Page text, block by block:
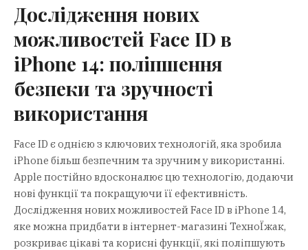
Дослідження нових
можливостей Face ID в
iPhone 14: поліпшення
безпеки та зручності
використання
Face ID є однією з ключових технологій, яка зробила
iPhone більш безпечним та зручним у використанні.
Apple постійно вдосконалює цю технологію, додаючи
нові функції та покращуючи її ефективність.
Дослідження нових можливостей Face ID в iPhone 14,
яке можна придбати в інтернет-магазині ТехноЇжак,
розкриває цікаві та корисні функції, які поліпшують